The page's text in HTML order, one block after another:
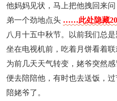
他妈妈见状，马上把他拽回来
弟一个劲地点头 ……此处隐藏
八月十五中秋节。以前我们总
坐在电视机前，吃着月饼看着
为前几天天气转变，姥爷突然
便去陪陪他，有时也去送饭，
陪姥爷了。